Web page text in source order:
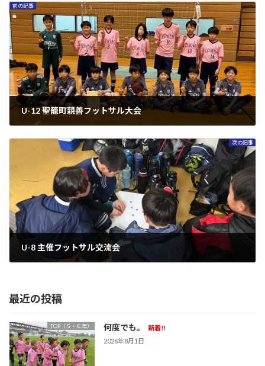
前の記事
U-12 聖籠町親善フットサル大会
次の記事
U-8 主催フットサル交流会
最近の投稿
TOP（５・６年） 何度でも。
新着!!
2026年8月1日